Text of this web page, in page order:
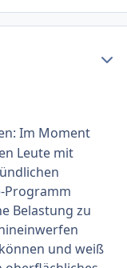
Im Moment
Leute mit
Programm
Belastung zu
und weiß